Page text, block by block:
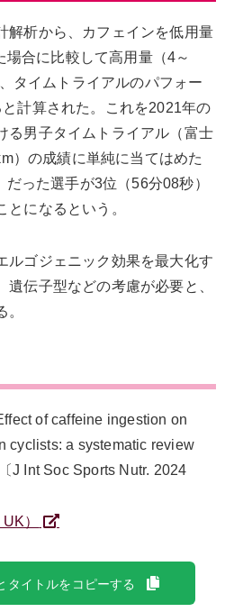
解析から、カフェインを低用量
場合に比較して高用量（4～
タイムトライアルのパフォー
計算された。これを2021年の
る男子タイムトライアル（富士
）の成績に単純に当てはめた
った選手が3位（56分08秒）
になるという。
ルゴジェニック効果を最大化す
遺伝子型などの考慮が必要と、
of caffeine ingestion on
cyclists: a systematic review
J Int Soc Sports Nutr. 2024
）
タイトルをコピーする